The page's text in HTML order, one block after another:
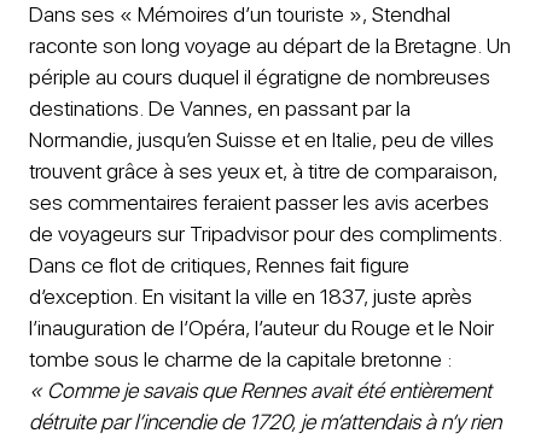
Dans ses « Mémoires d’un touriste », Stendhal
raconte son long voyage au départ de la Bretagne. Un
périple au cours duquel il égratigne de nombreuses
destinations. De Vannes, en passant par la
Normandie, jusqu’en Suisse et en Italie, peu de villes
trouvent grâce à ses yeux et, à titre de comparaison,
ses commentaires feraient passer les avis acerbes
de voyageurs sur Tripadvisor pour des compliments.
Dans ce flot de critiques, Rennes fait figure
d’exception. En visitant la ville en 1837, juste après
l’inauguration de l’Opéra, l’auteur du Rouge et le Noir
tombe sous le charme de la capitale bretonne :
« Comme je savais que Rennes avait été entièrement
détruite par l’incendie de 1720, je m’attendais à n’y rien